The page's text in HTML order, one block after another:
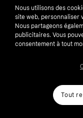
number: 556737-0431
Nous utilisons des
site web, personnaliser
Nous partageons
publicitaires. Vous
consentement à tout
Tout